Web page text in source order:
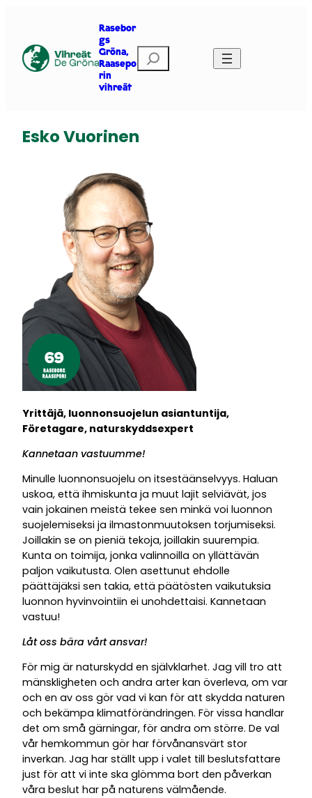
Rasebor
gs
Gröna,
Raasepo
rin
vihreät
t
Esko Vuorinen
Yrittäjä, luonnonsuojelun asiantuntija,
Företagare, naturskyddsexpert
Kannetaan vastuumme!
Minulle luonnonsuojelu on itsestäänselvyys. Haluan
uskoa, että ihmiskunta ja muut lajit selviävät, jos
vain jokainen meistä tekee sen minkä voi luonnon
suojelemiseksi ja ilmastonmuutoksen torjumiseksi.
Joillakin se on pieniä tekoja, joillakin suurempia.
Kunta on toimija, jonka valinnoilla on yllättävän
paljon vaikutusta. Olen asettunut ehdolle
päättäjäksi sen takia, että päätösten vaikutuksia
luonnon hyvinvointiin ei unohdettaisi. Kannetaan
vastuu!
Låt oss bära vårt ansvar!
För mig är naturskydd en självklarhet. Jag vill tro att
mänskligheten och andra arter kan överleva, om var
och en av oss gör vad vi kan för att skydda naturen
och bekämpa klimatförändringen. För vissa handlar
det om små gärningar, för andra om större. De val
vår hemkommun gör har förvånansvärt stor
inverkan. Jag har ställt upp i valet till beslutsfattare
just för att vi inte ska glömma bort den påverkan
våra beslut har på naturens välmående.